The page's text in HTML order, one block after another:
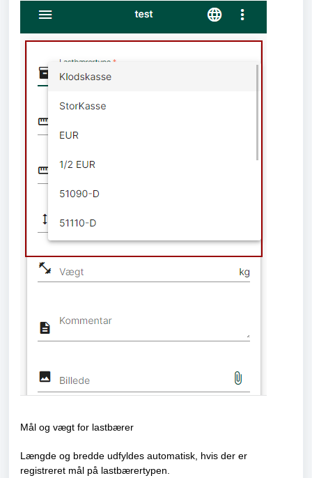
Mål og vægt for lastbærer
Længde og bredde udfyldes automatisk, hvis der er
registreret mål på lastbærertypen.